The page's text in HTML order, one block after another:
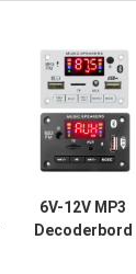
6V-12V MP3
Decoderbord